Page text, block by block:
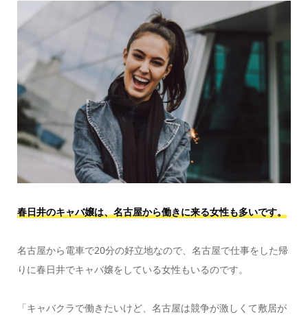
春日井のキャバ嬢は、名古屋から働きに来る女性も多いです。
名古屋から電車で20分の好立地なので、名古屋で仕事をした帰
りに春日井でキャバ嬢をしている女性もいるのです。
「キャバクラで働きたいけど、名古屋は競争が激しくて敷居が